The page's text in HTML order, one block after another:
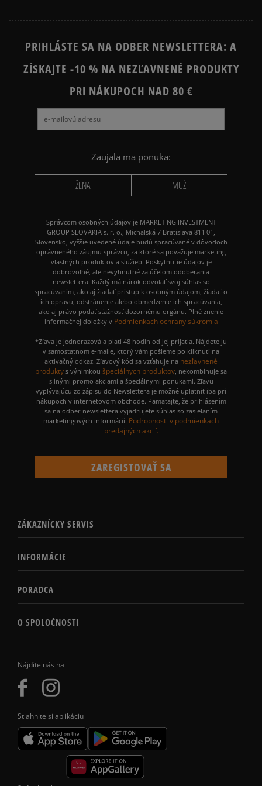
Nájdite nás na
Stiahnite si aplikáciu
PRIHLÁSTE SA NA ODBER NEWSLETTERA: A
ZÍSKAJTE -10 % NA NEZĽAVNENÉ PRODUKTY
PRI NÁKUPOCH NAD 80 €
Zaujala ma ponuka:
ŽENA MUŽ
Správcom osobných údajov je MARKETING INVESTMENT
GROUP SLOVAKIA s. r. o., Michalská 7 Bratislava 811 01,
Slovensko, vyššie uvedené údaje budú spracúvané v dôvodoch
oprávneného záujmu správcu, za ktoré sa považuje marketing
vlastných produktov a služieb. Poskytnutie údajov je
dobrovoľné, ale nevyhnutné za účelom odoberania
newslettera. Každý má nárok odvolať svoj súhlas so
spracúvaním, ako aj žiadať prístup k osobným údajom, žiadať o
ich opravu, odstránenie alebo obmedzenie ich spracúvania,
ako aj právo podať sťažnosť dozornému orgánu. Plné znenie
informačnej doložky v Podmienkach ochrany súkromia
*Zľava je jednorazová a platí 48 hodín od jej prijatia. Nájdete ju
v samostatnom e-maile, ktorý vám pošleme po kliknutí na
aktivačný odkaz. Zľavový kód sa vzťahuje na nezľavnené
produkty s výnimkou špeciálnych produktov , nekombinuje sa
s inými promo akciami a špeciálnymi ponukami. Zľavu
vyplývajúcu zo zápisu do Newslettera je možné uplatniť iba pri
nákupoch v internetovom obchode. Pamätajte, že prihlásením
sa na odber newslettera vyjadrujete súhlas so zasielaním
marketingových informácií. Podrobnosti v podmienkach
predajných akcií.
ZÁKAZNÍCKY SERVIS
INFORMÁCIE
PORADCA
O SPOLOČNOSTI